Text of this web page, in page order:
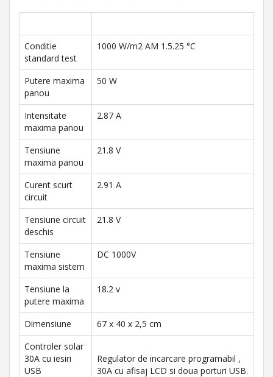
Conditie
standard test
1000 W/m2 AM 1.5.25 °C
Putere maxima
panou
50 W
Intensitate
maxima panou
2.87 A
Tensiune
maxima panou
21.8 V
Curent scurt
circuit
2.91 A
Tensiune circuit
deschis
21.8 V
Tensiune
maxima sistem
DC 1000V
Tensiune la
putere maxima
18.2 v
Dimensiune
67 x 40 x 2,5 cm
Controler solar
30A cu iesiri
USB
Regulator de incarcare programabil ,
30A cu afisaj LCD si doua porturi USB.